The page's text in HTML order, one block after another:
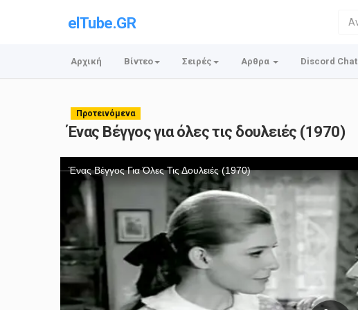
elTube.GR
Αρχική Βίντεο Σειρές Αρθρα Discord Chat
Προτεινόμενα
Ένας Βέγγος για όλες τις δουλειές (1970)